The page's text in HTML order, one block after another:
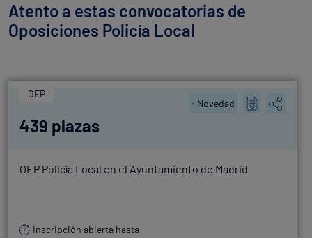
Atento a estas convocatorias de
Oposiciones Policía Local
OEP
Novedad
439 plazas
OEP Policía Local en el Ayuntamiento de Madrid
Inscripción abierta hasta